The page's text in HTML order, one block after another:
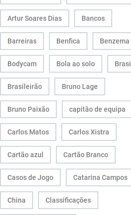
Artur Soares Dias Bancos
Barreiras Benfica Benzema
Bodycam Bola ao solo Brasil
Brasileirão Bruno Lage
Bruno Paixão capitão de equipa
Carlos Matos Carlos Xistra
Cartão azul Cartão Branco
Casos de Jogo Catarina Campos
China Classificações